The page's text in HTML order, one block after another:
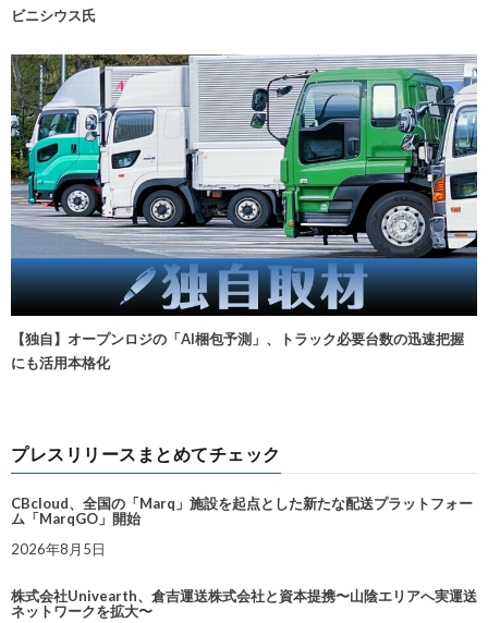
ビニシウス氏
【独自】オープンロジの「AI梱包予測」、トラック必要台数の迅速把握
にも活用本格化
プレスリリースまとめてチェック
CBcloud、全国の「Marq」施設を起点とした新たな配送プラットフォー
ム「MarqGO」開始
2026年8月5日
株式会社Univearth、倉吉運送株式会社と資本提携〜山陰エリアへ実運送
ネットワークを拡大〜